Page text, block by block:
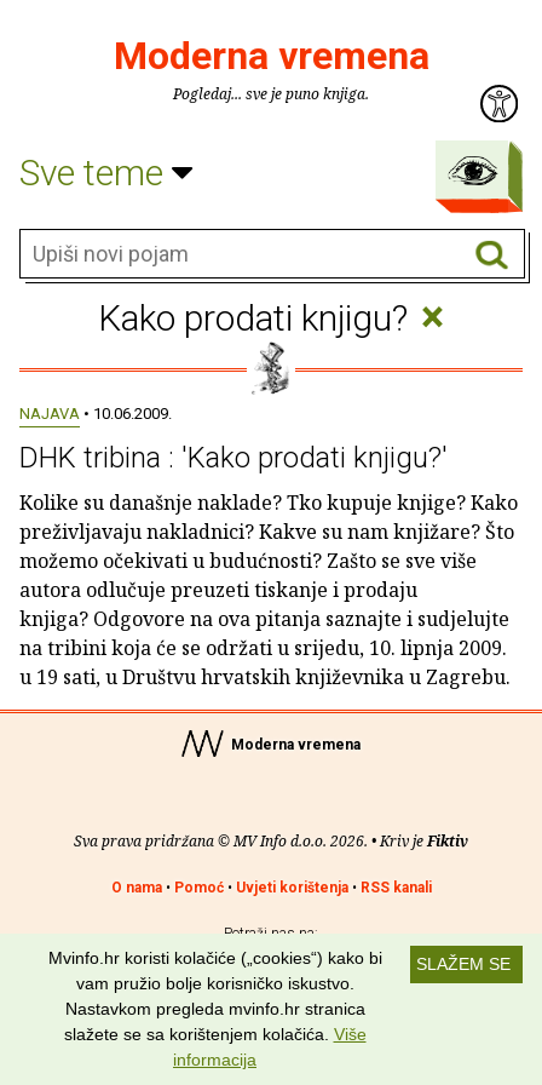
Moderna vremena
Pogledaj... sve je puno knjiga.
Sve teme
Kako prodati knjigu? ×
NAJAVA • 10.06.2009.
DHK tribina : 'Kako prodati knjigu?'
Kolike su današnje naklade? Tko kupuje knjige? Kako
preživljavaju nakladnici? Kakve su nam knjižare? Što
možemo očekivati u budućnosti? Zašto se sve više
autora odlučuje preuzeti tiskanje i prodaju
knjiga? Odgovore na ova pitanja saznajte i sudjelujte
na tribini koja će se održati u srijedu, 10. lipnja 2009.
u 19 sati, u Društvu hrvatskih književnika u Zagrebu.
Moderna vremena
Sva prava pridržana © MV Info d.o.o. 2026. • Kriv jeFiktiv
O nama• Pomoć• Uvjeti korištenja• RSS kanali
Potraži nas na:
SLAŽEM SE
Mvinfo.hr koristi kolačiće („cookies“) kako bi
vam pružio bolje korisničko iskustvo.
Nastavkom pregleda mvinfo.hr stranica
slažete se sa korištenjem kolačića. Više
informacija